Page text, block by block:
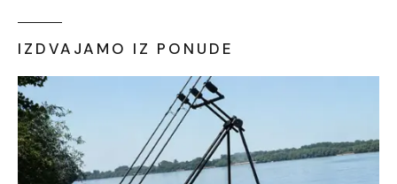
IZDVAJAMO IZ PONUDE